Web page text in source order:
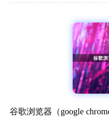
谷歌浏览器（google